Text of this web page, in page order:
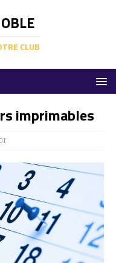
CLUB
imprimables